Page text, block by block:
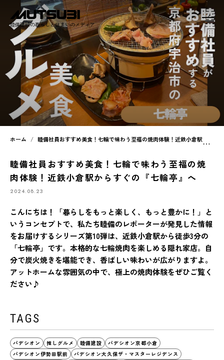
睦備建設の暮らしと住まいのメディア
ホーム 睦備社員おすすめ美食！七輪で味わう至福の焼肉体験！近鉄小倉駅からすぐの『七輪亭』へ
睦備社員おすすめ美食！七輪で味わう至福の焼
肉体験！近鉄小倉駅からすぐの『七輪亭』へ
2024.08.23
こんにちは！「暮らしをもっと楽しく、もっと豊かに！」と
いうコンセプトで、私たち睦備のレポーターが発見した情報
をお届けするシリーズ第10弾は、近鉄小倉駅から徒歩3分の
「七輪亭」です。本格的な七輪焼肉を楽しめる隠れ家店。自
分で炭火焼きを堪能でき、香ばしい味わいが広がりますよ。
アットホームな雰囲気の中で、極上の焼肉体験をぜひご覧く
ださい♪
TAGS
パデシオン 推しグルメ 睦備建設
パデシオン京都小倉
パデシオン伊勢田駅前
パデシオン大久保ザ・マスターレジデンス